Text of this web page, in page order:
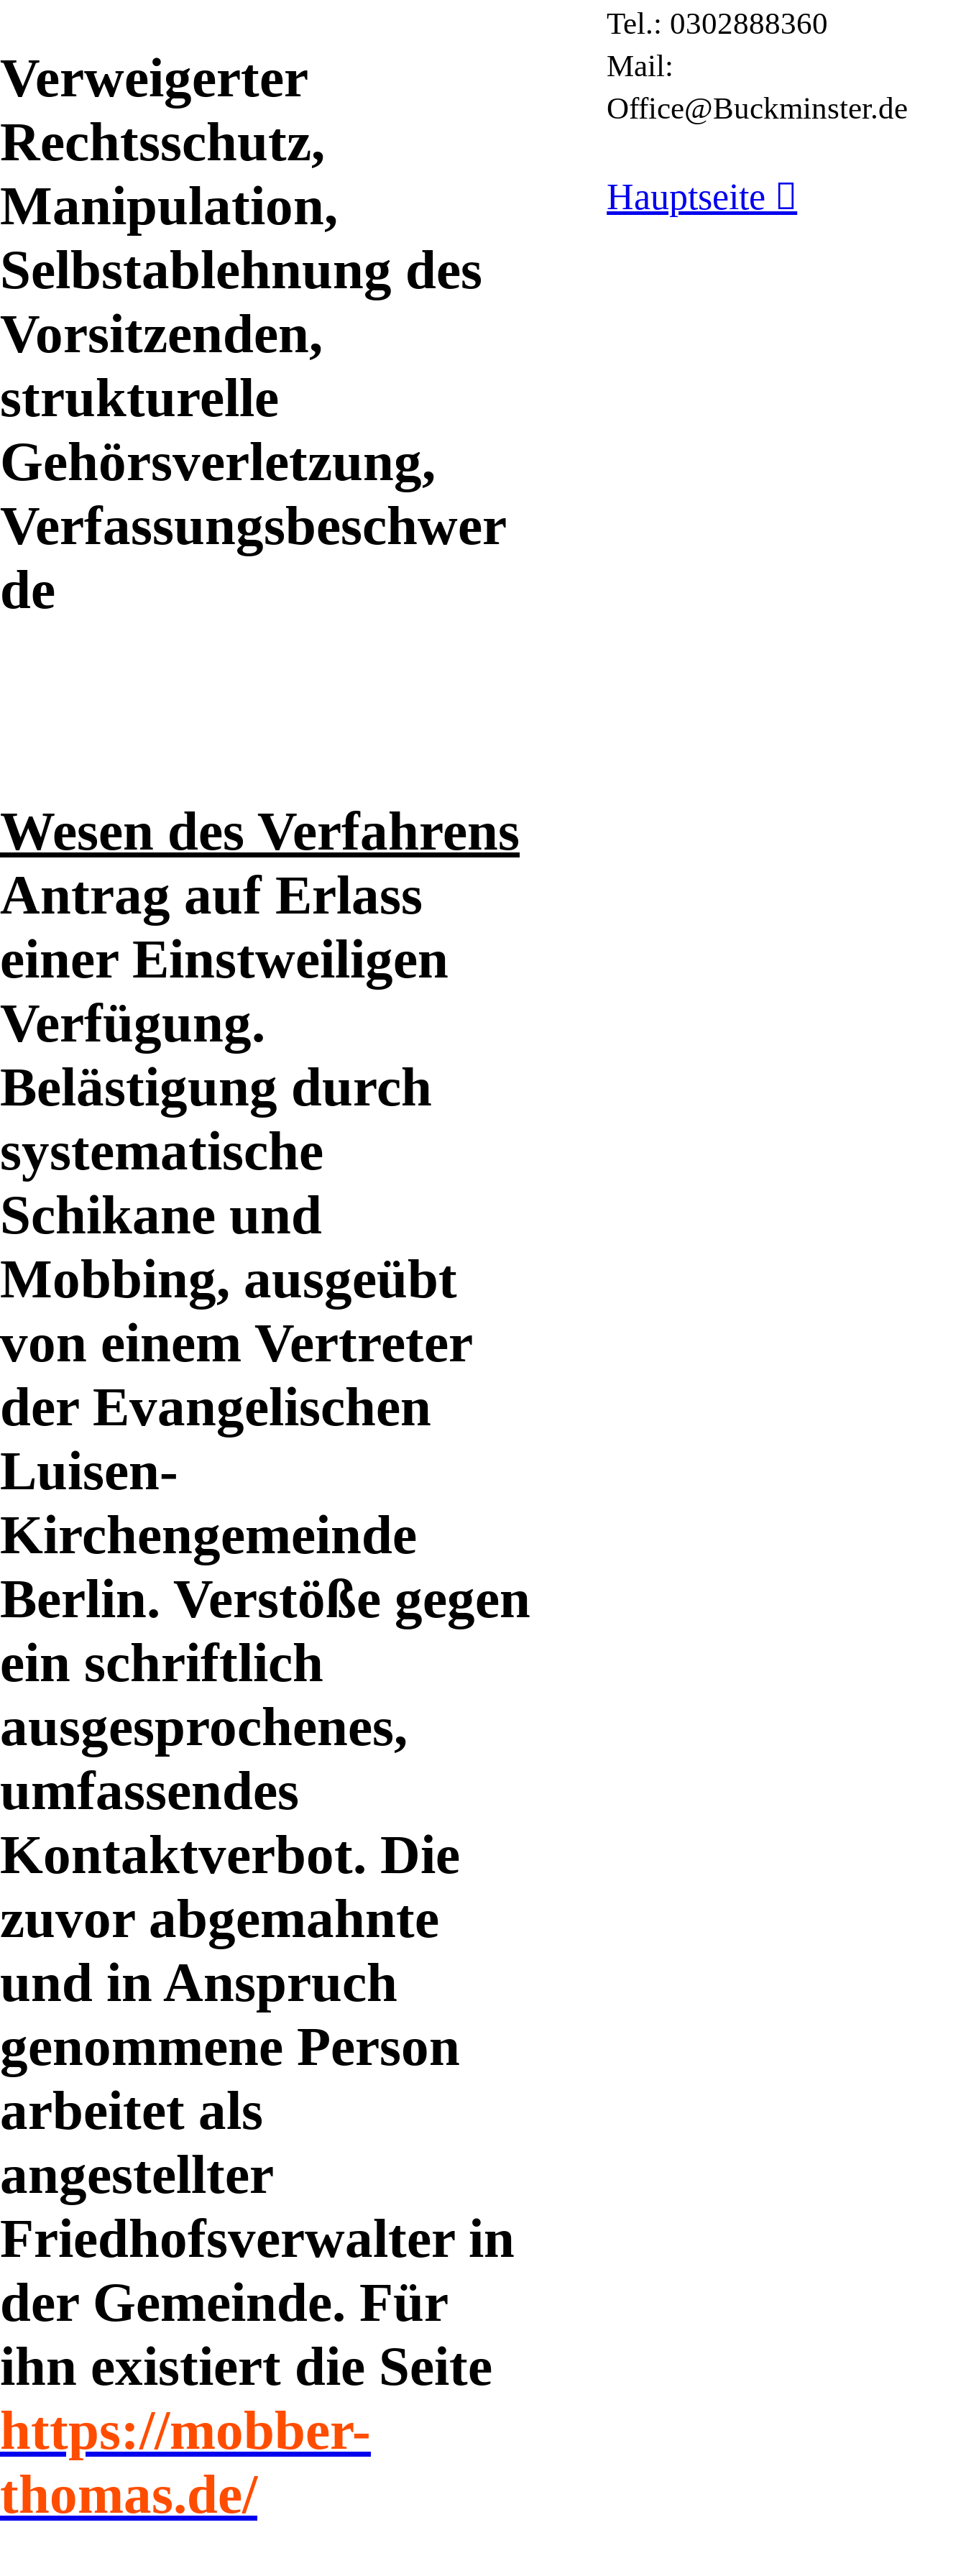
Verweigerter
Rechtsschutz,
Manipulation,
Selbstablehnung des
Vorsitzenden,
strukturelle
Gehörsverletzung,
Verfassungsbeschwer
de
Wesen des Verfahrens
Antrag auf Erlass
einer Einstweiligen
Verfügung.
Belästigung durch
systematische
Schikane und
Mobbing, ausgeübt
von einem Vertreter
der Evangelischen
Luisen-
Kirchengemeinde
Berlin. Verstöße gegen
ein schriftlich
ausgesprochenes,
umfassendes
Kontaktverbot. Die
zuvor abgemahnte
und in Anspruch
genommene Person
arbeitet als
angestellter
Friedhofsverwalter in
der Gemeinde. Für
ihn existiert die Seite
https://mobber-
thomas.de/
Tel.: 0302888360
Mail:
Office@Buckminster.de
Hauptseite ︎︎︎